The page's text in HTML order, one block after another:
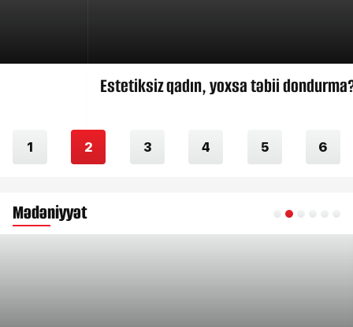
Estetiksiz qadın, yoxsa təbii dondurma?
1 2 3 4 5 6
Mədəniyyət